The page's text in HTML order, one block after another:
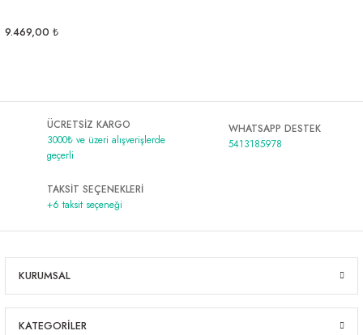
9.469,00 ₺
ÜCRETSİZ KARGO
3000₺ ve üzeri alışverişlerde
geçerli
WHATSAPP DESTEK
5413185978
TAKSİT SEÇENEKLERİ
+6 taksit seçeneği
KURUMSAL
KATEGORİLER